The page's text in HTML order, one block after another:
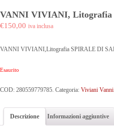
VANNI VIVIANI, Litografia
€150,00 iva inclusa
VANNI VIVIANI,Litografia SPIRALE DI
Esaurito
COD: 280559779785. Categoria: Viviani Vanni
Descrizione Informazioni aggiuntive